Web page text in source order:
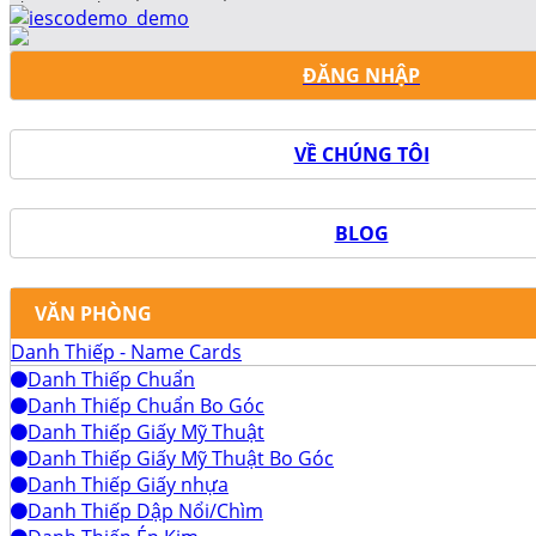
ĐĂNG NHẬP
VỀ CHÚNG TÔI
BLOG
VĂN PHÒNG
Danh Thiếp - Name Cards
Danh Thiếp Chuẩn
Danh Thiếp Chuẩn Bo Góc
Danh Thiếp Giấy Mỹ Thuật
Danh Thiếp Giấy Mỹ Thuật Bo Góc
Danh Thiếp Giấy nhựa
Danh Thiếp Dập Nổi/Chìm